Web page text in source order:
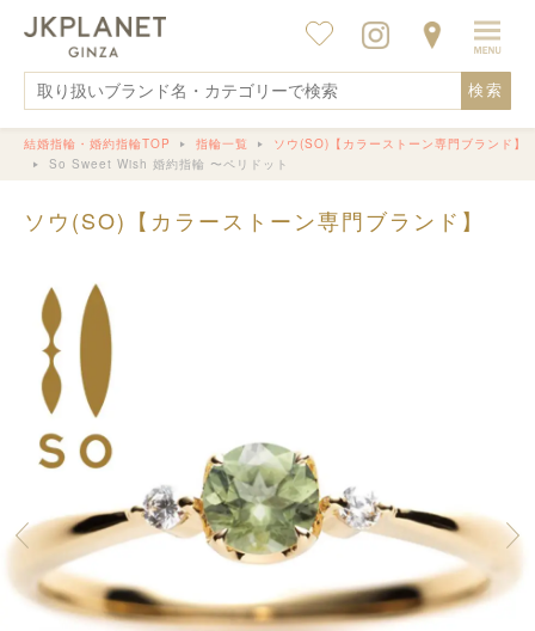
検索
結婚指輪・婚約指輪TOP 指輪一覧
ソウ(SO)【カラーストーン専門ブランド】
So Sweet Wish 婚約指輪 〜ペリドット
ソウ(SO)【カラーストーン専門ブランド】